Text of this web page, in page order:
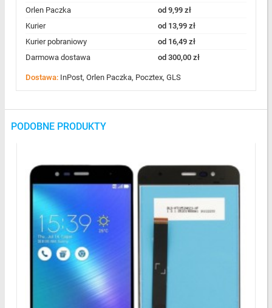
Orlen Paczka
od 9,99 zł
Kurier
od 13,99 zł
Kurier pobraniowy
od 16,49 zł
Darmowa dostawa
od 300,00 zł
Dostawa: InPost, Orlen Paczka, Pocztex, GLS
PODOBNE PRODUKTY